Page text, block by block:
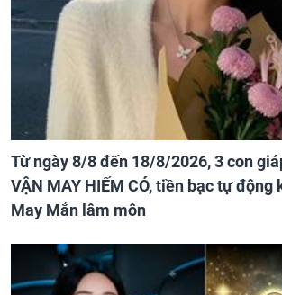
Từ ngày 8/8 đến 18/8/2026, 3 con
VẬN MAY HIẾM CÓ, tiền bạc tự động
May Mắn lâm môn